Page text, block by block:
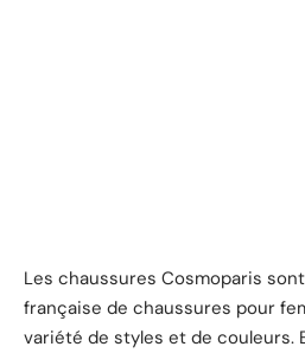
Les chaussures Cosmoparis
française de chaussures pour
variété de styles et de couleurs.